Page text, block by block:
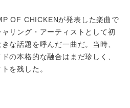
OF CHICKENが発表した楽曲で
リング・アーティストとして初
な話題を呼んだ一曲だ。当時、
の本格的な融合はまだ珍しく、
を残した。